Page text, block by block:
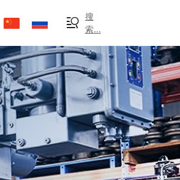
搜
索...